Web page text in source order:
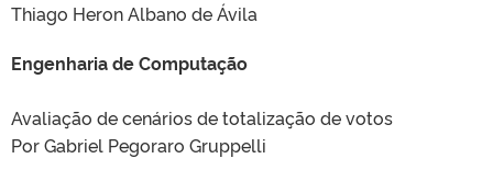
Thiago Heron Albano de Ávila
Engenharia de Computação
Avaliação de cenários de totalização de votos
Por Gabriel Pegoraro Gruppelli